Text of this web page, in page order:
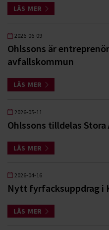
LÄS MER
2026-06-09
Ohlssons är
avfallskommun
LÄS MER
2026-05-11
Ohlssons tilldelas
LÄS MER
2026-04-16
Nytt fyrfacksuppdrag i
LÄS MER